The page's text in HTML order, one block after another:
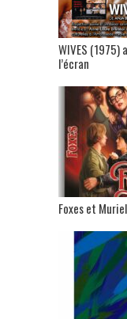
WIVES (1975)
l’écran
Foxes et